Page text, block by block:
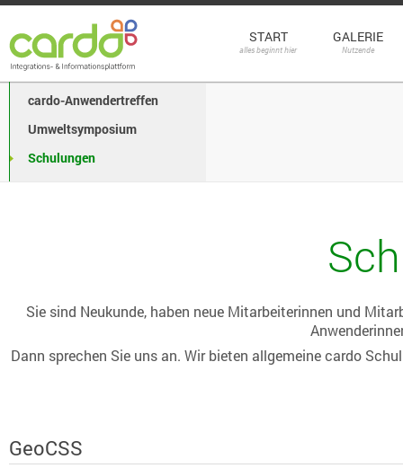
START
alles beginnt hier
GALERIE
Nutzende
cardo-Anwendertreffen
Umweltsymposium
Schulungen
Sie sind Neukunde, haben neue Mitarbeiterinnen und
Dann sprechen Sie uns an. Wir bieten allgemeine cardo
GeoCSS